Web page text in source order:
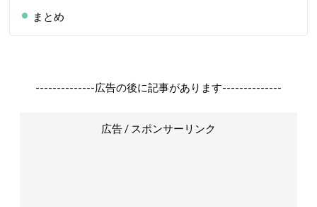
まとめ
--------------広告の後に記事があります--------------
広告 / スポンサーリンク